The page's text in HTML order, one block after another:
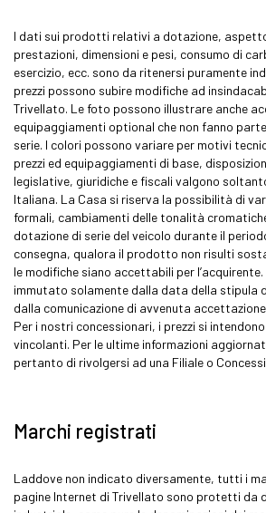
I dati sui prodotti relativi a dotazione,
prestazioni, dimensioni e pesi, consumo di
esercizio, ecc. sono da ritenersi puramente
prezzi possono subire modifiche ad
Trivellato. Le foto possono illustrare anche
equipaggiamenti optional che non fanno
serie. I colori possono variare per motivi
prezzi ed equipaggiamenti di base,
legislative, giuridiche e fiscali valgono
Italiana. La Casa si riserva la possibilità di
formali, cambiamenti delle tonalità
dotazione di serie del veicolo durante il
consegna, qualora il prodotto non risulti
le modifiche siano accettabili per
immutato solamente dalla data della stipula
dalla comunicazione di avvenuta
Per i nostri concessionari, i prezzi si
vincolanti. Per le ultime informazioni
pertanto di rivolgersi ad una Filiale o
Marchi registrati
Laddove non indicato diversamente, tutti i
pagine Internet di Trivellato sono protetti da